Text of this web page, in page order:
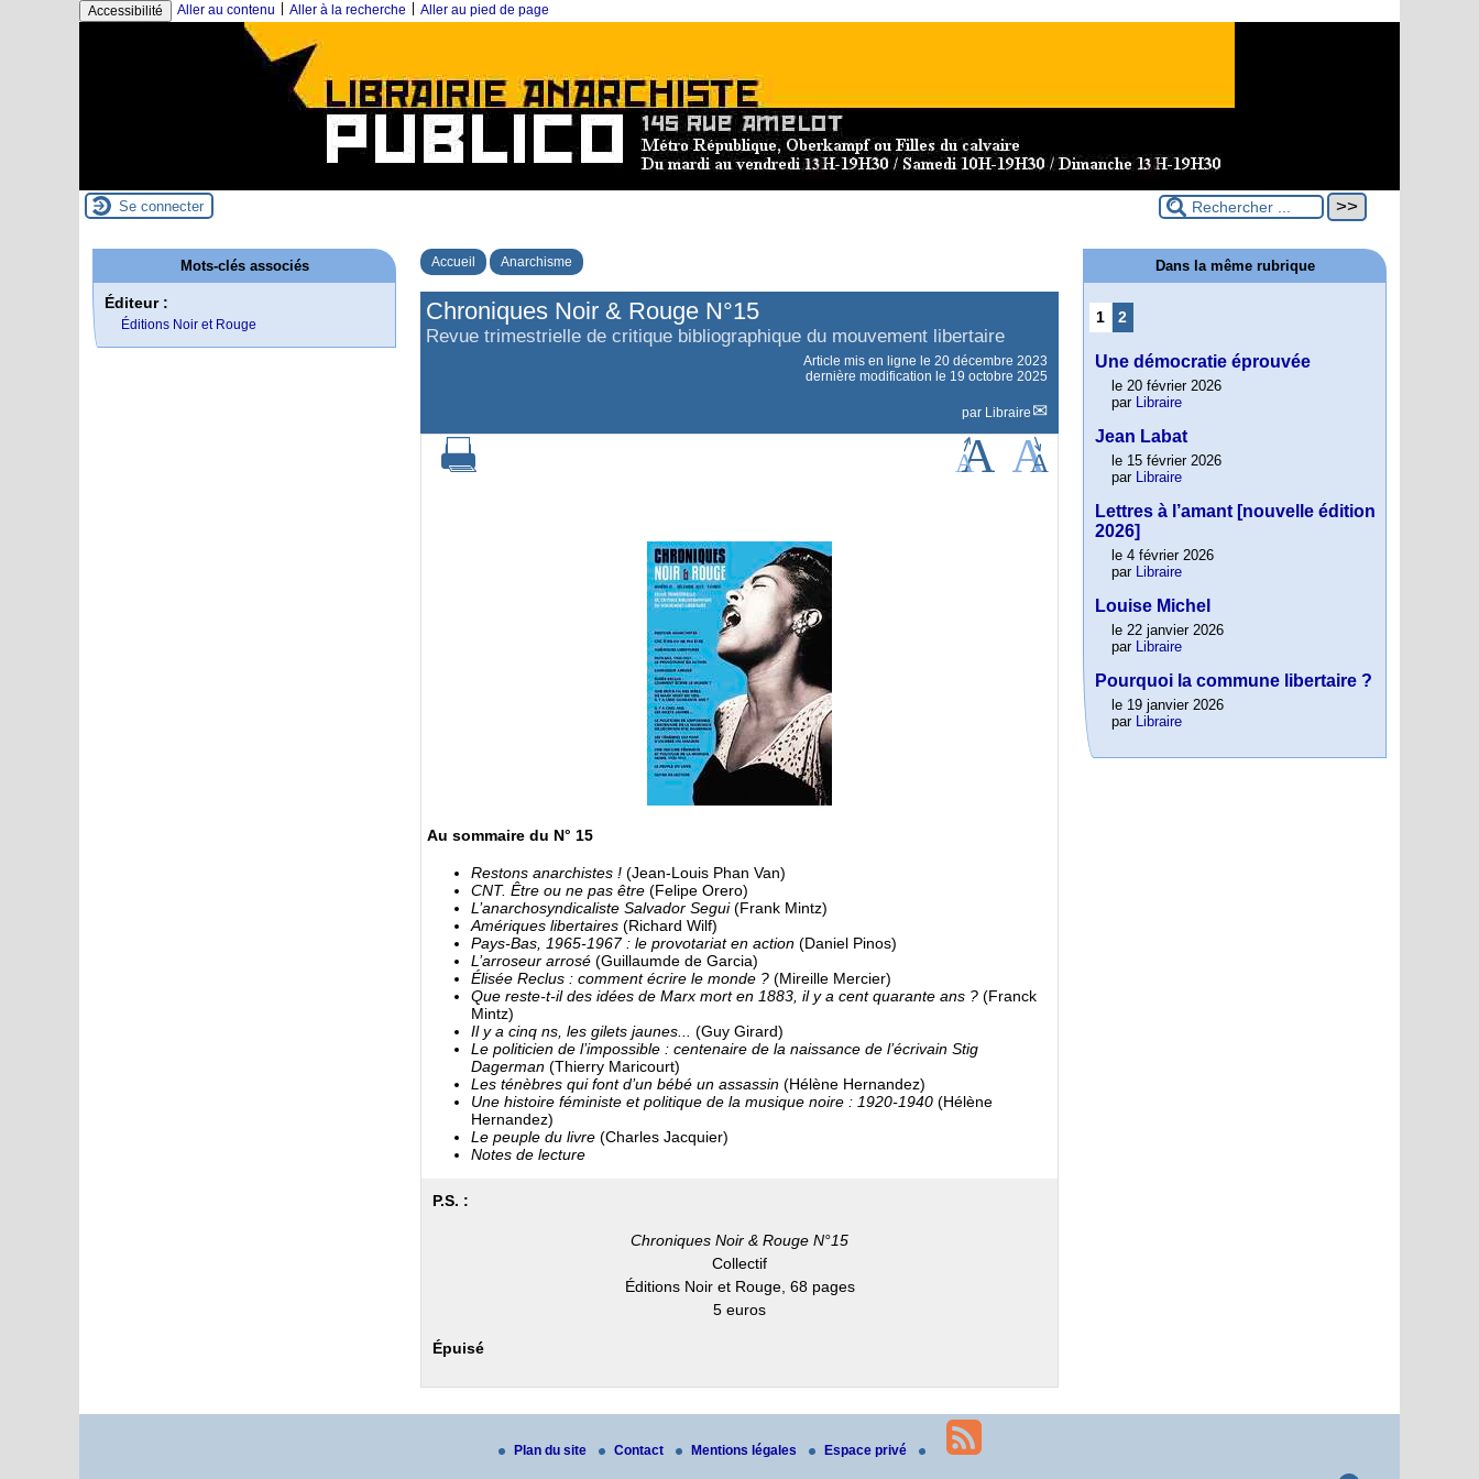
Accessibilité Aller au contenu Aller à la recherche Aller au pied de page
Se connecter
Accueil Anarchisme
Chroniques Noir & Rouge N°15
Revue trimestrielle de critique bibliographique du mouvement libertaire
Article mis en ligne le 20 décembre 2023
dernière modification le 19 octobre 2025
par Libraire
Au sommaire du N° 15
Restons anarchistes ! (Jean-Louis Phan Van)
CNT. Être ou ne pas être (Felipe Orero)
L’anarchosyndicaliste Salvador Segui(Frank Mintz)
Amériques libertaires (Richard Wilf)
Pays-Bas, 1965-1967 : le provotariat en action (Daniel Pinos)
L’arroseur arrosé (Guillaumde de Garcia)
Élisée Reclus : comment écrire le monde ? (Mireille Mercier)
Que reste-t-il des idées de Marx mort en 1883, il y a cent quarante ans ? (Franck
Mintz)
Il y a cinq ns, les gilets jaunes...
(Guy Girard)
Le politicien de l’impossible : centenaire de la naissance de l’écrivain Stig
Dagerman (Thierry Maricourt)
Les ténèbres qui font d’un bébé un assassin (Hélène Hernandez)
Une histoire féministe et politique de la musique noire : 1920-1940 (Hélène
Hernandez)
Le peuple du livre (Charles Jacquier)
Notes de lecture
P.S. :
Chroniques Noir & Rouge N°15
Collectif
Éditions Noir et Rouge, 68 pages
5 euros
Épuisé
Mots-clés associés
Éditeur :
Éditions Noir et Rouge
Dans la même rubrique
1 2
Une démocratie éprouvée
le 20 février 2026
par Libraire
Jean Labat
le 15 février 2026
par Libraire
Lettres à l’amant [nouvelle édition
2026]
le 4 février 2026
par Libraire
Louise Michel
le 22 janvier 2026
par Libraire
Pourquoi la commune libertaire ?
le 19 janvier 2026
par Libraire
Plan du site Contact Mentions légales Espace privé